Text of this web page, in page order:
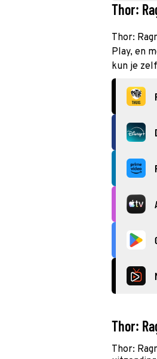
Thor:
Thor:
Play, en
kun je
Thor:
Thor: